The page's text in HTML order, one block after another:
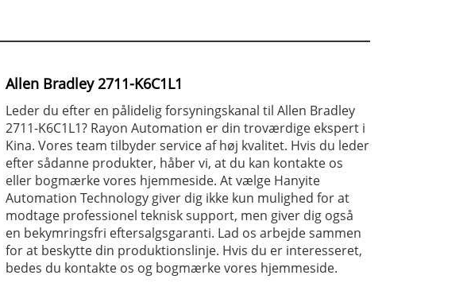
Allen Bradley 2711-K6C1L1
Leder du efter en pålidelig forsyningskanal til Allen Bradley
2711-K6C1L1? Rayon Automation er din troværdige ekspert i
Kina. Vores team tilbyder service af høj kvalitet. Hvis du leder
efter sådanne produkter, håber vi, at du kan kontakte os
eller bogmærke vores hjemmeside. At vælge Hanyite
Automation Technology giver dig ikke kun mulighed for at
modtage professionel teknisk support, men giver dig også
en bekymringsfri eftersalgsgaranti. Lad os arbejde sammen
for at beskytte din produktionslinje. Hvis du er interesseret,
bedes du kontakte os og bogmærke vores hjemmeside.